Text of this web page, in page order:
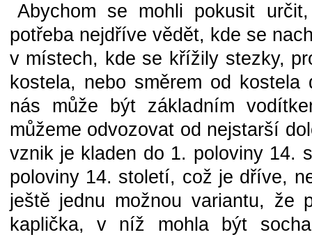
Abychom se mohli pokusit
potřeba nejdříve vědět, kde se
v místech, kde se křížily stezky,
kostela, nebo směrem od
nás může být základním
můžeme odvozovat od nejstarší
vznik je kladen do 1. poloviny 14.
poloviny 14. století, což je dříve,
ještě jednu možnou variantu, že
kaplička, v níž mohla být